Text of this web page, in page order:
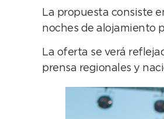
La propuesta consiste
noches de alojamiento
La oferta se verá
prensa regionales y